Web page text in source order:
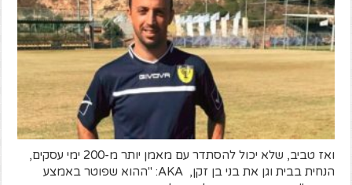
ואז טביב, שלא יכול להסתדר עם מאמן יותר מ-200 ימי עסקים,
הנחית בבית וגן את בני בן זקן, AKA: "ההוא שפוטר באמצע